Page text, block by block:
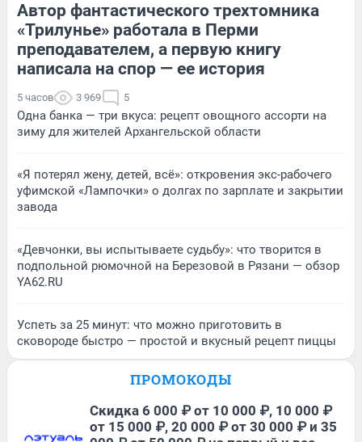
Автор фантастического трехтомника
«Трилунье» работала в Перми
преподавателем, а первую книгу
написала на спор — ее история
5 часов 3 969 5
Одна банка — три вкуса: рецепт овощного ассорти на
зиму для жителей Архангельской области
«Я потерял жену, детей, всё»: откровения экс-рабочего
уфимской «Лампочки» о долгах по зарплате и закрытии
завода
«Девчонки, вы испытываете судьбу»: что творится в
подпольной рюмочной на Березовой в Рязани — обзор
YA62.RU
Успеть за 25 минут: что можно приготовить в
сковороде быстро — простой и вкусный рецепт пиццы
ПРОМОКОДЫ
Скидка 6 000 ₽ от 10 000 ₽, 10 000 ₽
от 15 000 ₽, 20 000 ₽ от 30 000 ₽ и 35